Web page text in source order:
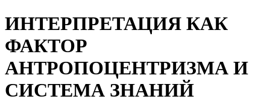
ИНТЕРПРЕТАЦИЯ КАК
ФАКТОР
АНТРОПОЦЕНТРИЗМА И
СИСТЕМА ЗНАНИЙ